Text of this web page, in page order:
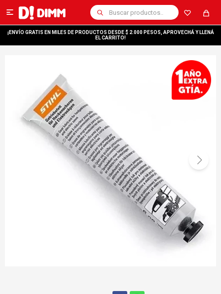

¡ENVÍO GRATIS EN MILES DE PRODUCTOS DESDE $ 2.000 PESOS, APROVECHÁ Y LLENÁ
EL CARRITO!